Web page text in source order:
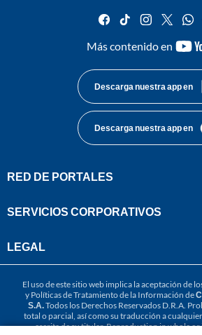
facebook
tiktok
Más contenido en
Descarga nuestra app en
Descarga nuestra app en
RED DE PORTALES
SERVICIOS CORPORATIVOS
LEGAL
El uso de este sitio web implica la aceptación de
y Políticas de Tratamiento de la Información de
S.A.Todos los Derechos Reservados D.R.A.
total o parcial, así como su traducción a
escrita de su titular. Reproduction in whole